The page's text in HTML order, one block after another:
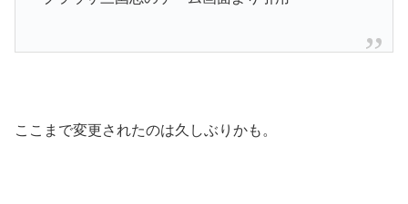
ここまで変更されたのは久しぶりかも。